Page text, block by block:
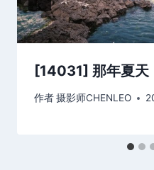
[14031] 那年夏天
作者摄影师CHENLEO